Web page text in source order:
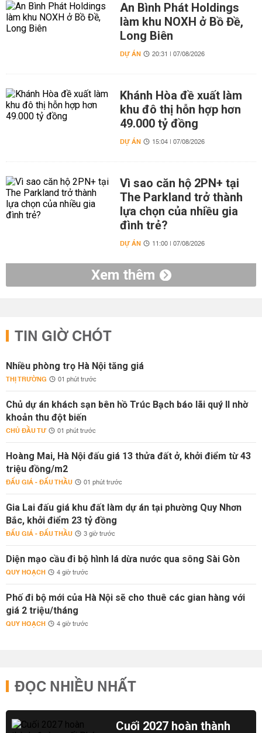
An Bình Phát Holdings
làm khu NOXH ở Bồ Đề,
Long Biên
DỰ ÁN 20:31 | 07/08/2026
Khánh Hòa đề xuất làm
khu đô thị hỗn hợp hơn
49.000 tỷ đồng
DỰ ÁN 15:04 | 07/08/2026
Vì sao căn hộ 2PN+ tại
The Parkland trở thành
lựa chọn của nhiều gia
đình trẻ?
DỰ ÁN 11:00 | 07/08/2026
Xem thêm
TIN GIỜ CHÓT
Nhiều phòng trọ Hà Nội tăng giá
THỊ TRƯỜNG 01 phút trước
Chủ dự án khách sạn bên hồ Trúc Bạch báo lãi quý II nhờ
khoản thu đột biến
CHỦ ĐẦU TƯ 01 phút trước
Hoàng Mai, Hà Nội đấu giá 13 thửa đất ở, khởi điểm từ 43
triệu đồng/m2
ĐẤU GIÁ - ĐẤU THẦU 01 phút trước
Gia Lai đấu giá khu đất làm dự án tại phường Quy Nhơn
Bắc, khởi điểm 23 tỷ đồng
ĐẤU GIÁ - ĐẤU THẦU 3 giờ trước
Diện mạo cầu đi bộ hình lá dừa nước qua sông Sài Gòn
QUY HOẠCH 4 giờ trước
Phố đi bộ mới của Hà Nội sẽ cho thuê các gian hàng với
giá 2 triệu/tháng
QUY HOẠCH 4 giờ trước
ĐỌC NHIỀU NHẤT
Cuối 2027 hoàn thành